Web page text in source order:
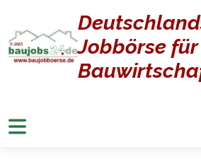
Jobbörse
Wichtige
Argumente